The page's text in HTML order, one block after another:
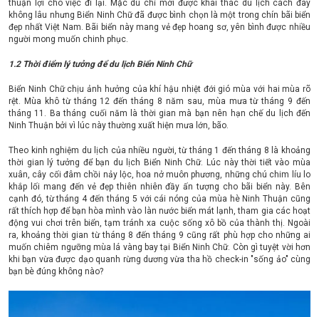
thuận lợi cho việc đi lại. Mặc dù chỉ mới được khai thác du lịch cách đây
không lâu nhưng Biển Ninh Chữ đã được bình chọn là một trong chín bãi biển
đẹp nhất Việt Nam. Bãi biển này mang vẻ đẹp hoang sơ, yên bình được nhiều
người mong muốn chinh phục.
1.2 Thời điểm lý tưởng để du lịch Biển Ninh Chữ
Biển Ninh Chữ chịu ảnh hưởng của khí hậu nhiệt đới gió mùa với hai mùa rõ
rệt. Mùa khô từ tháng 12 đến tháng 8 năm sau, mùa mưa từ tháng 9 đến
tháng 11. Ba tháng cuối năm là thời gian mà bạn nên hạn chế du lịch đến
Ninh Thuận bởi vì lúc này thường xuất hiện mưa lớn, bão.
Theo kinh nghiệm du lịch của nhiều người, từ tháng 1 đến tháng 8 là khoảng
thời gian lý tưởng để bạn du lịch Biển Ninh Chữ. Lúc này thời tiết vào mùa
xuân, cây cối đâm chồi nảy lộc, hoa nở muôn phương, những chú chim líu lo
khắp lối mang đến vẻ đẹp thiên nhiên đầy ấn tượng cho bãi biển này. Bên
cạnh đó, từ tháng 4 đến tháng 5 với cái nóng của mùa hè Ninh Thuận cũng
rất thích hợp để bạn hòa mình vào làn nước biển mát lạnh, tham gia các hoạt
động vui chơi trên biển, tạm tránh xa cuộc sống xô bồ của thành thị. Ngoài
ra, khoảng thời gian từ tháng 8 đến tháng 9 cũng rất phù hợp cho những ai
muốn chiêm ngưỡng mùa lá vàng bay tại Biển Ninh Chữ. Còn gì tuyệt vời hơn
khi bạn vừa được dạo quanh rừng dương vừa tha hồ check-in "sống ảo" cùng
bạn bè đúng không nào?